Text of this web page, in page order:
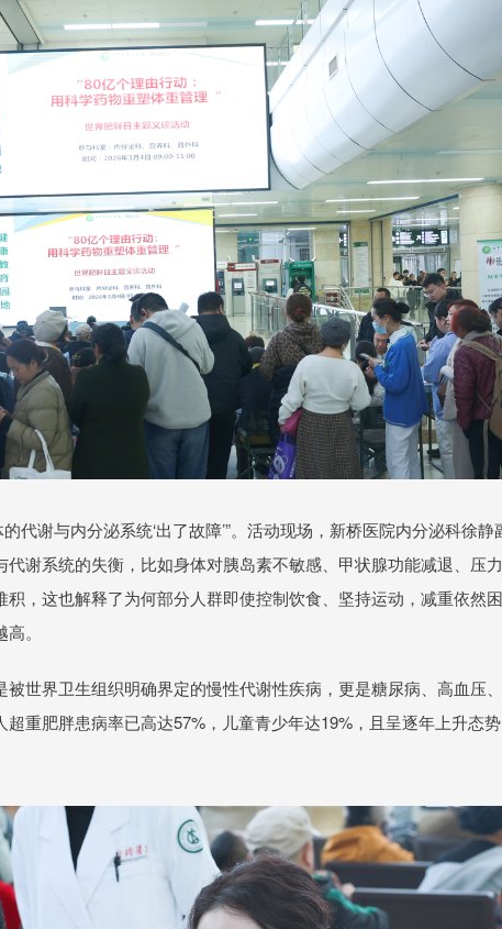
代谢与内分泌系统‘出了故障’”。活动现场，新桥医院内分泌科徐静
谢系统的失衡，比如身体对胰岛素不敏感、甲状腺功能减退、压
，这也解释了为何部分人群即使控制饮食、坚持运动，减重依然
。
世界卫生组织明确界定的慢性代谢性疾病，更是糖尿病、高血压
重肥胖患病率已高达57%，儿童青少年达19%，且呈逐年上升态